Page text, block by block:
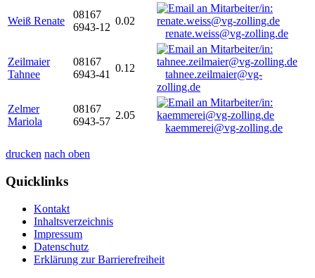
Weiß Renate
08167
6943-12
0.02
renate.weiss@vg-zolling.de
Zeilmaier
Tahnee
08167
6943-41
0.12
tahnee.zeilmaier@vg-
zolling.de
Zelmer
Mariola
08167
6943-57
2.05
kaemmerei@vg-zolling.de
drucken nach oben
Quicklinks
Kontakt
Inhaltsverzeichnis
Impressum
Datenschutz
Erklärung zur Barrierefreiheit